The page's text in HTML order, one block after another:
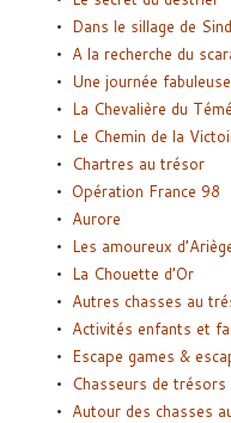
Dans le sillage de
A la recherche du
Une journée fabuleuse
La Chevalière du
Le Chemin de la
Chartres au trésor
Opération France 98
Aurore
Les amoureux
La Chouette d’Or
Autres chasses au
Activités enfants et
Escape games &
Chasseurs de trésors
Autour des chasses